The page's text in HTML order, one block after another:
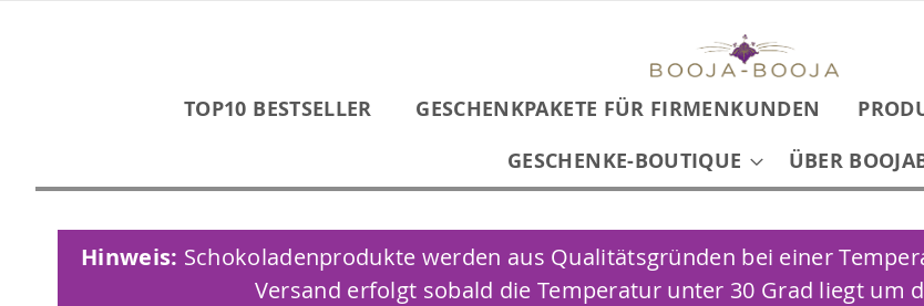
TOP10 BESTSELLER GESCHENKPAKETE FÜR FIRMENKUNDEN
GESCHENKE-BOUTIQUE
ÜBER
Hinweis: Schokoladenprodukte werden aus Qualitätsgründen bei einer
Versand erfolgt sobald die Temperatur unter 30 Grad liegt um